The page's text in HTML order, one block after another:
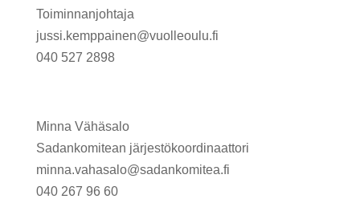
Toiminnanjohtaja
jussi.kemppainen@vuolleoulu.fi
040 527 2898
Minna Vähäsalo
Sadankomitean järjestökoordinaattori
minna.vahasalo@sadankomitea.fi
040 267 96 60